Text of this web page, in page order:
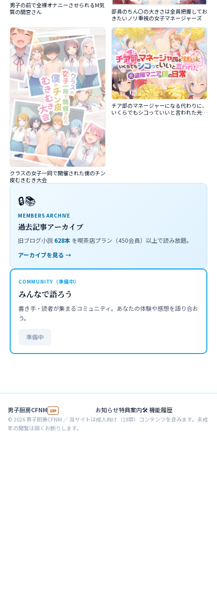
男子の前で全裸オナニーさせられるM気
質の間宮さん
部員のちん〇の大きさは全員把握してお
きたいノリ重視の女子マネージャーズ
クラスの女子一同で開催された僕のチン
皮むきむき大会
チア部のマネージャーになる代わりに、
いくらでもシコっていいと言われた元盗
🔒📚
MEMBERS ARCHIVE
過去記事アーカイブ
旧ブログ小説 628本 を喫茶店プラン（450会員）以上で読み放題。
アーカイブを見る →
COMMUNITY（準備中）
みんなで語ろう
書き手・読者が集まるコミュニティ。あなたの体験や感想を語り合お
う。
準備中
男子厨房CFNM 18+ お知らせ特典案内🛠 機能履歴
©2026男子厨房CFNM ／ 当サイトは成人向け（18禁）コンテンツを含みます。未成
年の閲覧は固くお断りします。